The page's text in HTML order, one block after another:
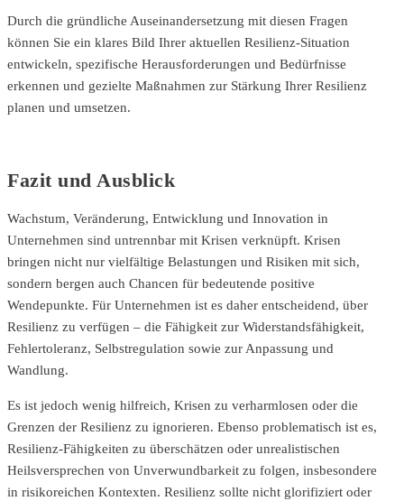
Durch die gründliche Auseinandersetzung mit diesen Fragen
können Sie ein klares Bild Ihrer aktuellen Resilienz-Situation
entwickeln, spezifische Herausforderungen und Bedürfnisse
erkennen und gezielte Maßnahmen zur Stärkung Ihrer Resilienz
planen und umsetzen.
Fazit und Ausblick
Wachstum, Veränderung, Entwicklung und Innovation in
Unternehmen sind untrennbar mit Krisen verknüpft. Krisen
bringen nicht nur vielfältige Belastungen und Risiken mit sich,
sondern bergen auch Chancen für bedeutende positive
Wendepunkte. Für Unternehmen ist es daher entscheidend, über
Resilienz zu verfügen – die Fähigkeit zur Widerstandsfähigkeit,
Fehlertoleranz, Selbstregulation sowie zur Anpassung und
Wandlung.
Es ist jedoch wenig hilfreich, Krisen zu verharmlosen oder die
Grenzen der Resilienz zu ignorieren. Ebenso problematisch ist es,
Resilienz-Fähigkeiten zu überschätzen oder unrealistischen
Heilsversprechen von Unverwundbarkeit zu folgen, insbesondere
in risikoreichen Kontexten. Resilienz sollte nicht glorifiziert oder